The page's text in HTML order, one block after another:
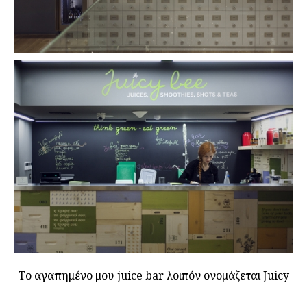
Το αγαπημένο μου juice bar λοιπόν ονομάζεται Juicy